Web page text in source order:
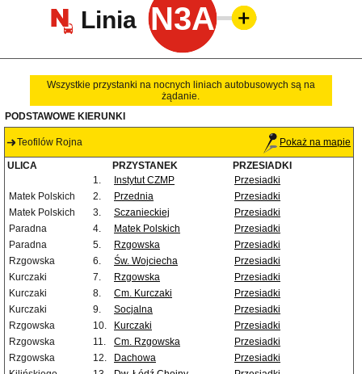
Linia N3A
Wszystkie przystanki na nocnych liniach autobusowych są na
żądanie.
PODSTAWOWE KIERUNKI
Teofilów Rojna Pokaż na mapie
ULICA PRZYSTANEK
PRZESIADKI
1.
Instytut CZMP
Przesiadki
Matek Polskich
2. Przednia
Przesiadki
Matek Polskich
3. Sczanieckiej
Przesiadki
Paradna
4. Matek Polskich
Przesiadki
Paradna
5. Rzgowska
Przesiadki
Rzgowska
6. Św. Wojciecha
Przesiadki
Kurczaki
7. Rzgowska
Przesiadki
Kurczaki
8. Cm. Kurczaki
Przesiadki
Kurczaki
9. Socjalna
Przesiadki
Rzgowska
10. Kurczaki
Przesiadki
Rzgowska
11. Cm. Rzgowska
Przesiadki
Rzgowska
12. Dachowa
Przesiadki